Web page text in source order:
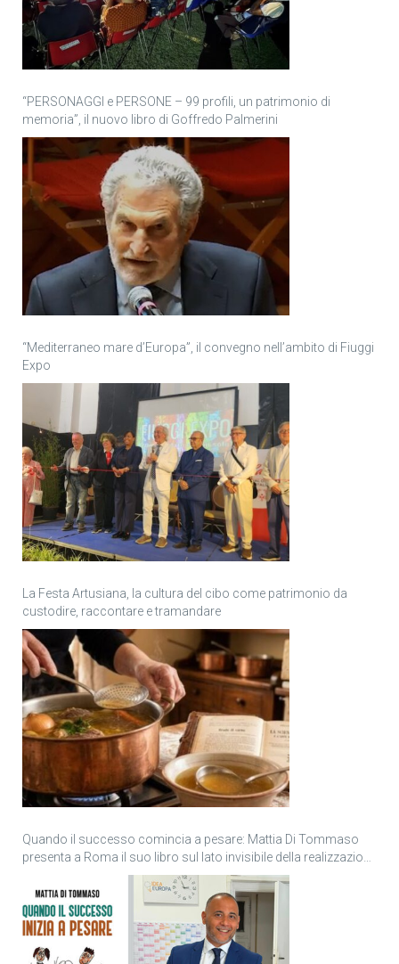
“PERSONAGGI e PERSONE – 99 profili, un patrimonio di
memoria”, il nuovo libro di Goffredo Palmerini
“Mediterraneo mare d’Europa”, il convegno nell’ambito di Fiuggi
Expo
La Festa Artusiana, la cultura del cibo come patrimonio da
custodire, raccontare e tramandare
Quando il successo comincia a pesare: Mattia Di Tommaso
presenta a Roma il suo libro sul lato invisibile della realizzazione